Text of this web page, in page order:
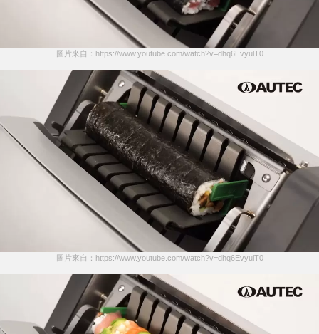
圖片來自：https://www.youtube.com/watch?v=dhq6EvyulT0
圖片來自：https://www.youtube.com/watch?v=dhq6EvyulT0